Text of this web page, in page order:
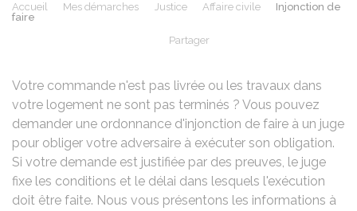
Accueil Mes démarches Justice Affaire civile
Injonction de
faire
Partager
Votre commande n'est pas livrée ou les travaux dans
votre logement ne sont pas terminés ? Vous pouvez
demander une ordonnance d'injonction de faire à un juge
pour obliger votre adversaire à exécuter son obligation.
Si votre demande est justifiée par des preuves, le juge
fixe les conditions et le délai dans lesquels l'exécution
doit être faite. Nous vous présentons les informations à